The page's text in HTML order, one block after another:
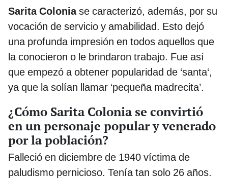
Sarita Coloniase caracterizó, además, por su
vocación de servicio y amabilidad. Esto dejó
una profunda impresión en todos aquellos que
la conocieron o le brindaron trabajo. Fue así
que empezó a obtener popularidad de ‘santa‘,
ya que la solían llamar ‘pequeña madrecita’.
¿Cómo Sarita Colonia se convirtió
en un personaje popular y venerado
por la población?
Falleció en diciembre de 1940 víctima de
paludismo pernicioso. Tenía tan solo 26 años.